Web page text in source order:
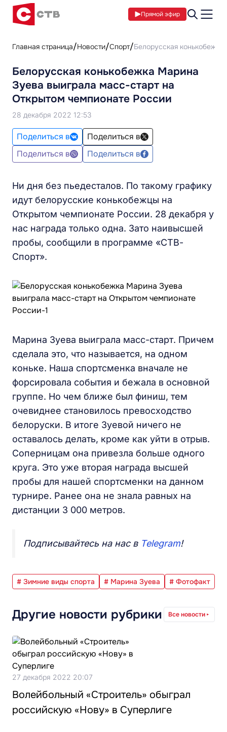
Прямой эфир
Главная страница Новости Спорт ​Белорусская
​Белорусская конькобежка Марина
Зуева выиграла масс-старт на
Открытом чемпионате России
28 декабря 2022 12:53
Поделиться в
Поделиться в
Поделиться в
Поделиться в
Ни дня без пьедесталов. По такому графику
идут белорусские конькобежцы на
Открытом чемпионате России. 28 декабря у
нас награда только одна. Зато наивысшей
пробы, сообщили в программе «СТВ-
Спорт».
Марина Зуева выиграла масс-старт. Причем
сделала это, что называется, на одном
коньке. Наша спортсменка вначале не
форсировала события и бежала в основной
группе. Но чем ближе был финиш, тем
очевиднее становилось превосходство
белоруски. В итоге Зуевой ничего не
оставалось делать, кроме как уйти в отрыв.
Соперницам она привезла больше одного
круга. Это уже вторая награда высшей
пробы для нашей спортсменки на данном
турнире. Ранее она не знала равных на
дистанции 3 000 метров.
Подписывайтесь на нас в Telegram!
# Зимние виды спорта # Марина Зуева # Фотофакт
Другие новости рубрики Все новости
27 декабря 2022 20:07
Волейбольный «Строитель» обыграл
российскую «Нову» в Суперлиге